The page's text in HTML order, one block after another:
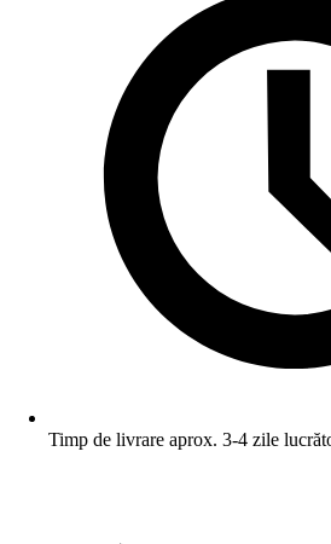
Timp de livrare aprox. 3-4 zile